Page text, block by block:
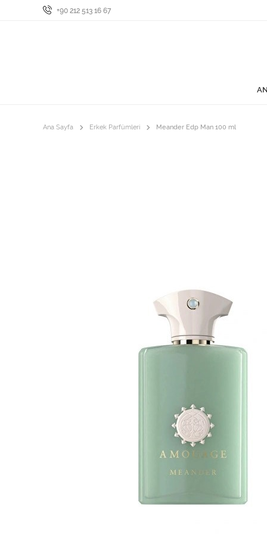
+90 212 513 16 67
Ana Sayfa Erkek Parfümleri Meander Edp Man 100 ml